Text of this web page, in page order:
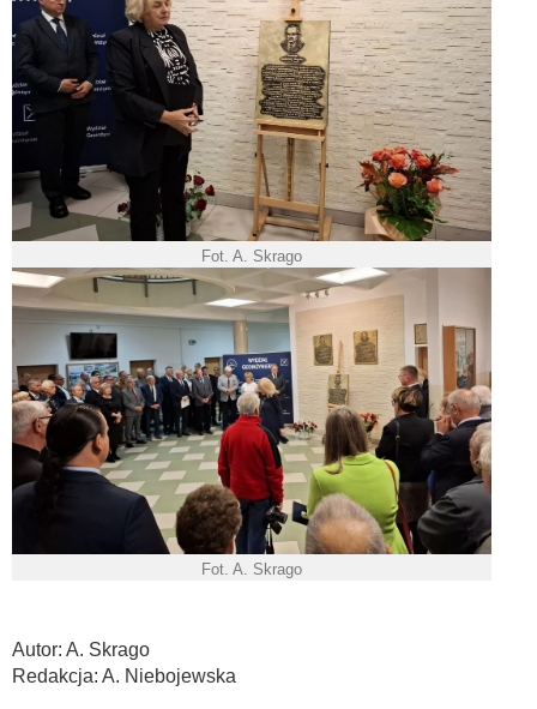
Fot. A. Skrago
Fot. A. Skrago
Autor: A. Skrago
Redakcja: A. Niebojewska